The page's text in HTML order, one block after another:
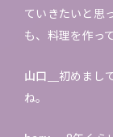
ていきたいと思
も、料理を作っ
山口＿ 初めまし
ね。